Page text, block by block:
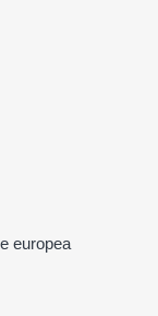
europea